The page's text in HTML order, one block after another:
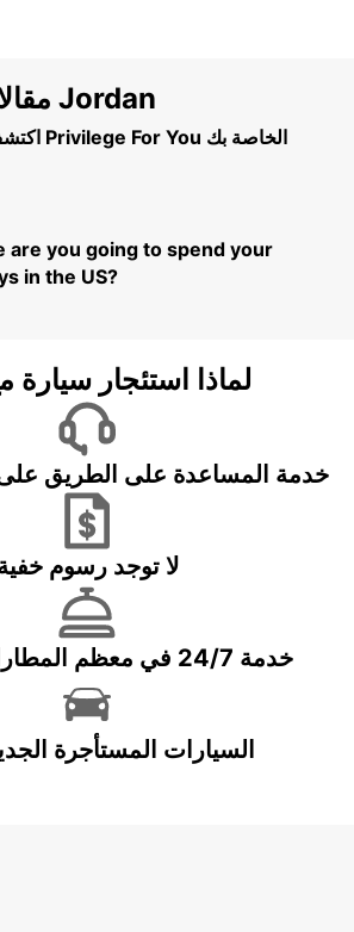
مقالات مدونتنا في Jordan
اكتشف مزايا Privilege For You الخاصة بك
are you going to spend your
in the US?
لماذا استئجار
خدمة المساعدة على الطريق على مدار
لا توجد رسوم
خدمة 24/7 في معظم المطارات الرئيسية
السيارات المستأجرة